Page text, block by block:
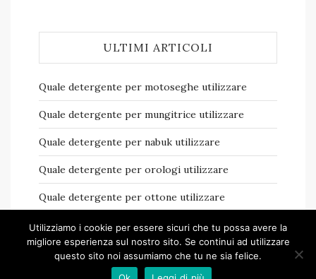
ULTIMI ARTICOLI
Quale detergente per motoseghe​ utilizzare
Quale detergente per mungitrice​ utilizzare
Quale detergente per nabuk​ utilizzare
Quale detergente per orologi​ utilizzare
Quale detergente per ottone​ utilizzare
Utilizziamo i cookie per essere sicuri che tu possa avere la
migliore esperienza sul nostro sito. Se continui ad utilizzare
questo sito noi assumiamo che tu ne sia felice.